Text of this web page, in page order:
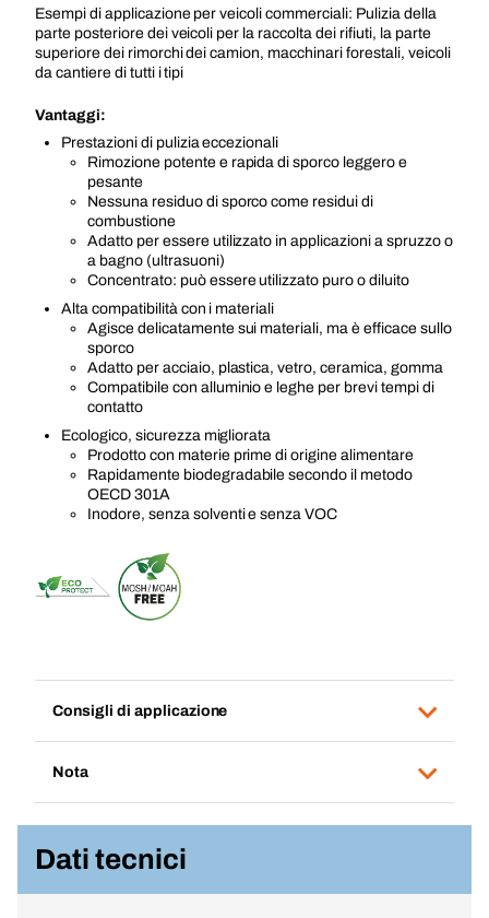
Esempi di applicazione per veicoli commerciali: Pulizia della
parte posteriore dei veicoli per la raccolta dei rifiuti, la parte
superiore dei rimorchi dei camion, macchinari forestali, veicoli
da cantiere di tutti i tipi
Vantaggi:
Prestazioni di pulizia eccezionali
Rimozione potente e rapida di sporco leggero e
pesante
Nessuna residuo di sporco come residui di
combustione
Adatto per essere utilizzato in applicazioni a spruzzo o
a bagno (ultrasuoni)
Concentrato: può essere utilizzato puro o diluito
Alta compatibilità con i materiali
Agisce delicatamente sui materiali, ma è efficace sullo
sporco
Adatto per acciaio, plastica, vetro, ceramica, gomma
Compatibile con alluminio e leghe per brevi tempi di
contatto
Ecologico, sicurezza migliorata
Prodotto con materie prime di origine alimentare
Rapidamente biodegradabile secondo il metodo
OECD 301A
Inodore, senza solventi e senza VOC
Consigli di applicazione
Nota
Dati tecnici